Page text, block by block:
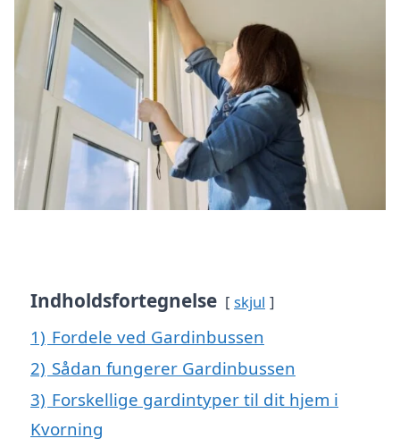
Indholdsfortegnelse skjul
1) Fordele ved Gardinbussen
2) Sådan fungerer Gardinbussen
3) Forskellige gardintyper til dit hjem i
Kvorning